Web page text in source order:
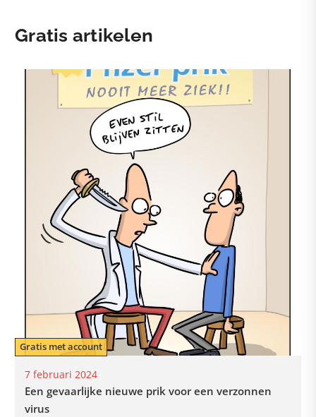
Gratis artikelen
7 februari 2024
Gratis met account
Een gevaarlijke nieuwe prik voor een verzonnen
virus